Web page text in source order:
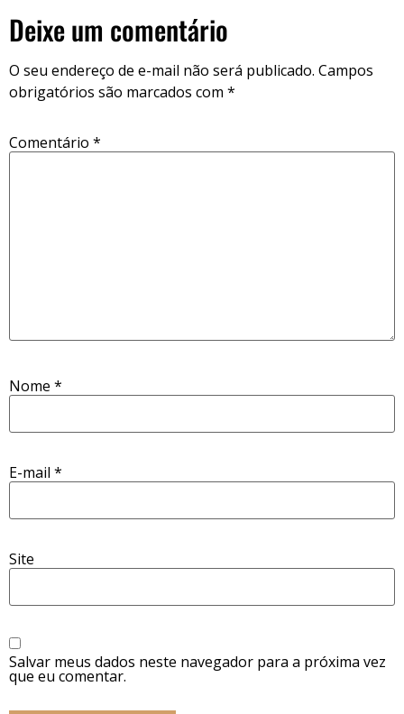
Deixe um comentário
O seu endereço de e-mail não será publicado. Campos
obrigatórios são marcados com *
Comentário *
Nome *
E-mail *
Site
Salvar meus dados neste navegador para a próxima vez
que eu comentar.